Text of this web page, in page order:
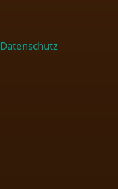
Datenschutz